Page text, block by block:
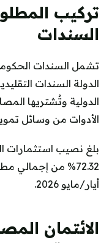
تركيب
السندات
تشمل السندات
الدولة السندات
الدولية وتُشتريها
الأدوات من وسائل
بلغ نصيب استثمارات
72.32% من إجمالي
أيار/مايو 2026.
الائتمان